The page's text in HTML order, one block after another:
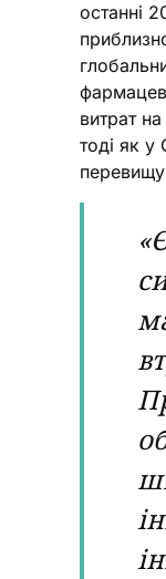
останні
витрат
тоді як